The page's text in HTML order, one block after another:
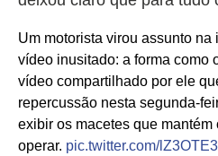
Um motorista virou assunto na
vídeo inusitado: a forma como
vídeo compartilhado por ele
repercussão nesta segunda-
exibir os macetes que mantém
operar. pic.twitter.com/